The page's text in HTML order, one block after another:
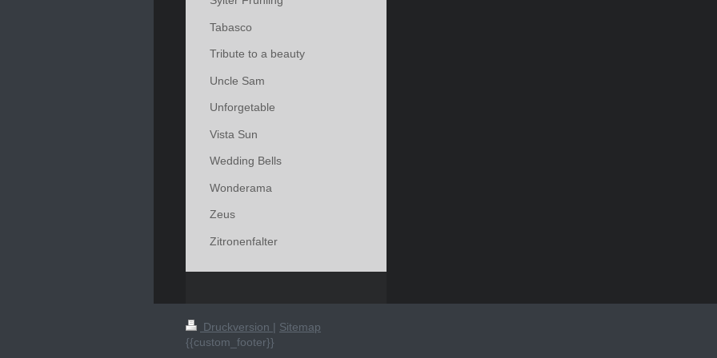
Tabasco
Tribute to a beauty
Uncle Sam
Unforgetable
Vista Sun
Wedding Bells
Wonderama
Zeus
Zitronenfalter
Druckversion | Sitemap
{{custom_footer}}